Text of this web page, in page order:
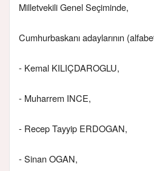
Milletvekili Genel Seçiminde,
Cumhurbaskanı adaylarının
- Kemal KILIÇDAROGLU,
- Muharrem INCE,
- Recep Tayyip ERDOGAN,
- Sinan OGAN,